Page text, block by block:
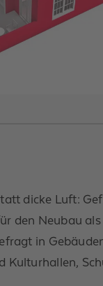
dicke Luft:
den Neubau
in
Kulturhallen,